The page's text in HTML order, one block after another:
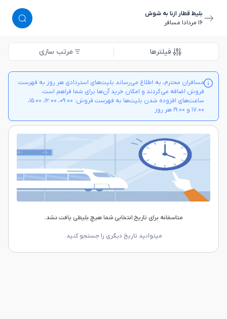
بلیط قطار ازنا به شوش
١٦ مرداد
١ مسافر
فیلترها مرتب سازی
مسافران محترم، به اطلاع می‌رساند بلیت‌های استردادی هر روز به فهرست
فروش اضافه می‌گردند و امکان خرید آن‌ها برای شما فراهم است.
ساعت‌های افزوده شدن بلیت‌ها به فهرست فروش: ۰۹:۰۰، ۱۲:۰۰، ۱۵:۰۰،
۱۷:۰۰ و ۱۹:۰۰ هر روز
متاسفانه برای تاریخ انتخابی شما هیچ بلیطی یافت نشد.
میتوانید تاریخ دیگری را جستجو کنید.